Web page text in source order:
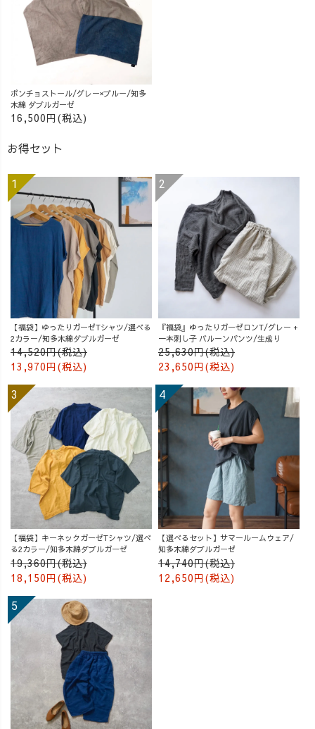
ポンチョストール/グレー×ブルー/知多
木綿 ダブルガーゼ
16,500円(税込)
お得セット
【福袋】ゆったりガーゼTシャツ/選べる
2カラー/知多木綿ダブルガーゼ
14,520円(税込)
13,970円(税込)
『福袋』ゆったりガーゼロンT/グレー +
一本刺し子 バルーンパンツ/生成り
25,630円(税込)
23,650円(税込)
【福袋】キーネックガーゼTシャツ/選べ
る2カラー/知多木綿ダブルガーゼ
19,360円(税込)
18,150円(税込)
【選べるセット】サマールームウェア/
知多木綿ダブルガーゼ
14,740円(税込)
12,650円(税込)